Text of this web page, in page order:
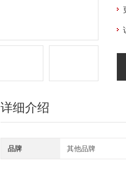
详细介绍
品牌 其他品牌